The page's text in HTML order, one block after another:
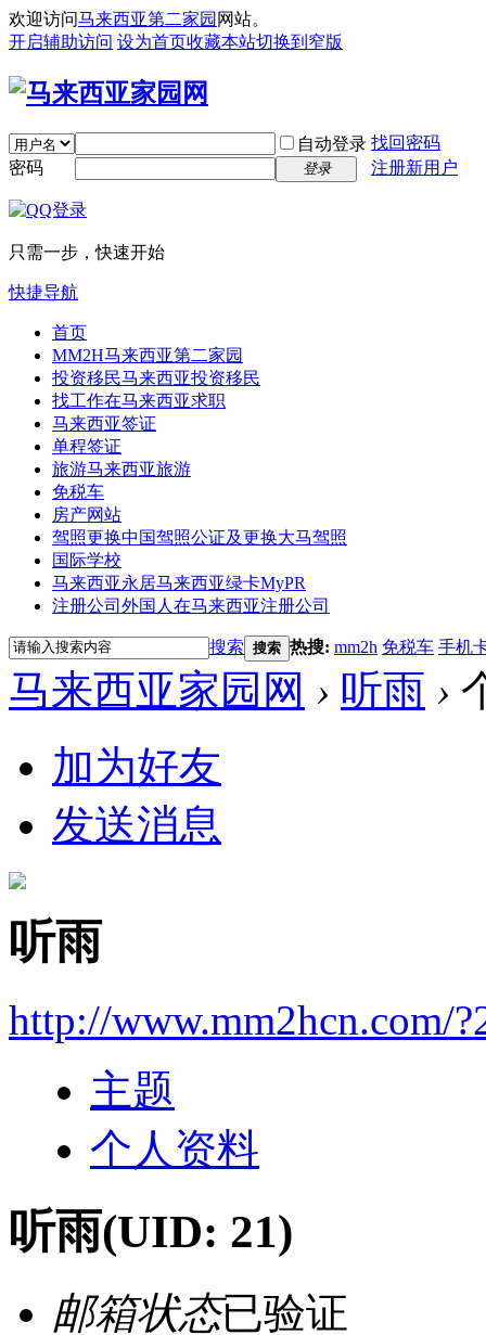
欢迎访问马来西亚第二家园 网站。
开启辅助访问 设为首页收藏本站切换到窄版
自动登录 找回密码
密码
登录 注册新用户
只需一步，快速开始
快捷导航
首页
MM2H马来西亚第二家园
投资移民马来西亚投资移民
找工作在马来西亚求职
马来西亚签证
单程签证
旅游马来西亚旅游
免税车
房产网站
驾照更换中国驾照公证及更换大马驾照
国际学校
马来西亚永居马来西亚绿卡MyPR
注册公司 外国人在马来西亚注册公司
搜索 搜索 热搜: mm2h 免税车 手机
马来西亚家园网 › 听雨 ›
加为好友
发送消息
听雨
http://www.mm2hcn.com/
主题
个人资料
听雨(UID: 21)
邮箱状态已验证